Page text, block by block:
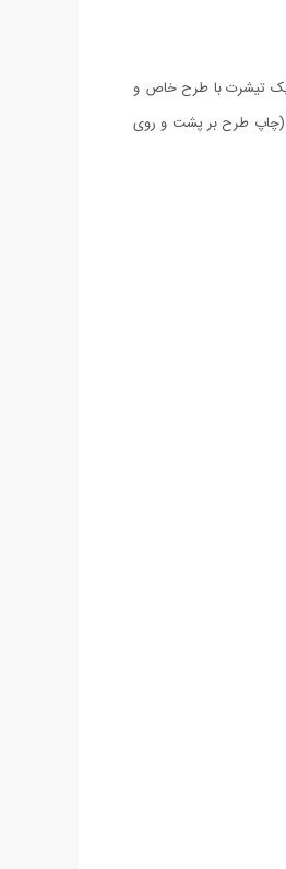
یک تیشرت با طرح خاص و
باشد و ویژگی دیگر این محصول چاپ دو رو (چاپ طرح بر پشت و روی